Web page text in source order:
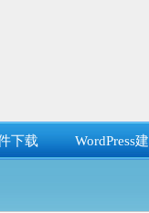
下载 WordPress